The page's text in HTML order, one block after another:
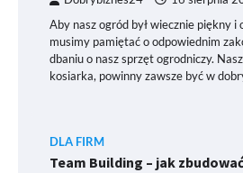
Aby nasz ogród był wiecznie piękny i
musimy pamiętać o odpowiednim
dbaniu o nasz sprzęt ogrodniczy.
kosiarka, powinny zawsze być w
DLA FIRM
Team Building – jak